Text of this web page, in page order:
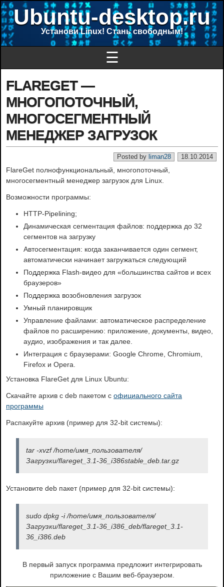
Ubuntu-desktop.ru
Установи Linux! Стань свободным!
☰
FLAREGET —
МНОГОПОТОЧНЫЙ,
МНОГОСЕГМЕНТНЫЙ
МЕНЕДЖЕР ЗАГРУЗОК
18.10.2014
Posted by liman28
FlareGet полнофункциональный, многопоточный,
многосегментный менеджер загрузок для Linux.
Возможности программы:
HTTP-Pipelining;
Динамическая сегментация файлов: поддержка до 32
сегментов на загрузку
Автосегментация: когда заканчивается один сегмент,
автоматически начинает загружаться следующий
Поддержка Flash-видео для «большинства сайтов и всех
браузеров»
Поддержка возобновления загрузок
Умный планировщик
Управление файлами: автоматическое распределение
файлов по расширению: приложение, документы, видео,
аудио, изображения и так далее.
Интеграция с браузерами: Google Chrome, Chromium,
Firefox и Opera.
Установка FlareGet для Linux Ubuntu:
Скачайте архив с deb пакетом с официального сайта
программы
Распакуйте архив (пример для 32-bit системы):
tar -xvzf /home/имя_пользователя/
Загрузки/flareget_3.1-36_i386stable_deb.tar.gz
Установите deb пакет (пример для 32-bit системы):
sudo dpkg -i /home/имя_пользователя/
Загрузки/flareget_3.1-36_i386_deb/flareget_3.1-
36_i386.deb
В первый запуск программа предложит интегрировать
приложение с Вашим веб-браузером.